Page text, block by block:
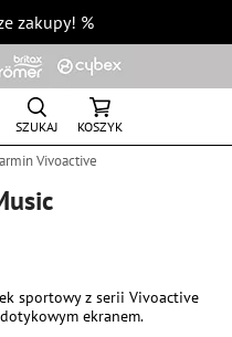
zakupy! %
SZUKAJ KOSZYK
Vivoactive
sportowy z serii Vivoactive
ekranem.